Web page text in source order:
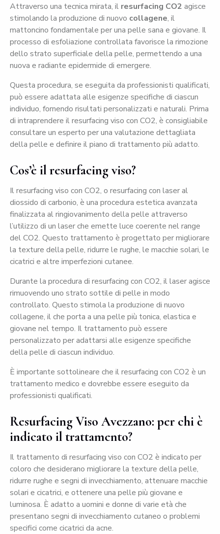
Attraverso una tecnica mirata, il resurfacing CO2 agisce
stimolando la produzione di nuovo collagene, il
mattoncino fondamentale per una pelle sana e giovane. Il
processo di esfoliazione controllata favorisce la rimozione
dello strato superficiale della pelle, permettendo a una
nuova e radiante epidermide di emergere.
Questa procedura, se eseguita da professionisti qualificati,
può essere adattata alle esigenze specifiche di ciascun
individuo, fornendo risultati personalizzati e naturali. Prima
di intraprendere il resurfacing viso con CO2, è consigliabile
consultare un esperto per una valutazione dettagliata
della pelle e definire il piano di trattamento più adatto.
Cos’è il resurfacing viso?
Il resurfacing viso con CO2, o resurfacing con laser al
diossido di carbonio, è una procedura estetica avanzata
finalizzata al ringiovanimento della pelle attraverso
l’utilizzo di un laser che emette luce coerente nel range
del CO2. Questo trattamento è progettato per migliorare
la texture della pelle, ridurre le rughe, le macchie solari, le
cicatrici e altre imperfezioni cutanee.
Durante la procedura di resurfacing con CO2, il laser agisce
rimuovendo uno strato sottile di pelle in modo
controllato. Questo stimola la produzione di nuovo
collagene, il che porta a una pelle più tonica, elastica e
giovane nel tempo. Il trattamento può essere
personalizzato per adattarsi alle esigenze specifiche
della pelle di ciascun individuo.
È importante sottolineare che il resurfacing con CO2 è un
trattamento medico e dovrebbe essere eseguito da
professionisti qualificati.
Resurfacing Viso Avezzano: per chi è
indicato il trattamento?
Il trattamento di resurfacing viso con CO2 è indicato per
coloro che desiderano migliorare la texture della pelle,
ridurre rughe e segni di invecchiamento, attenuare macchie
solari e cicatrici, e ottenere una pelle più giovane e
luminosa. È adatto a uomini e donne di varie età che
presentano segni di invecchiamento cutaneo o problemi
specifici come cicatrici da acne.